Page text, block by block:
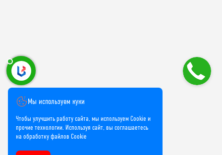
Мы используем куки
Чтобы улучшить работу сайта, мы используем Cookie и
прочие технологии. Используя сайт, вы соглашаетесь
на обработку файлов Cookie